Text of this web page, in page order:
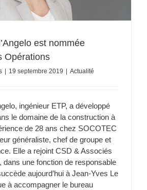
est nommée
Opérations
19 septembre 2019 Actualité
ingénieur ETP, a développé
le domaine de la construction à
de 28 ans chez SOCOTEC
généraliste, chef de groupe et
Elle a rejoint CSD & Associés
dans une fonction de responsable
aujourd’hui à Jean-Yves Le
à accompagner le bureau